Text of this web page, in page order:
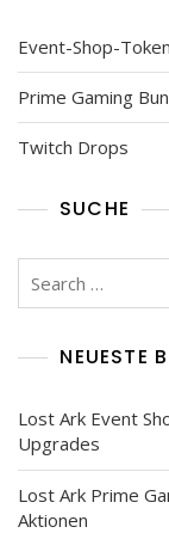
Event-Shop-
Prime Gaming
Twitch Drops
SUCHE
NEUESTE
Lost Ark Event
Upgrades
Lost Ark Prime
Aktionen